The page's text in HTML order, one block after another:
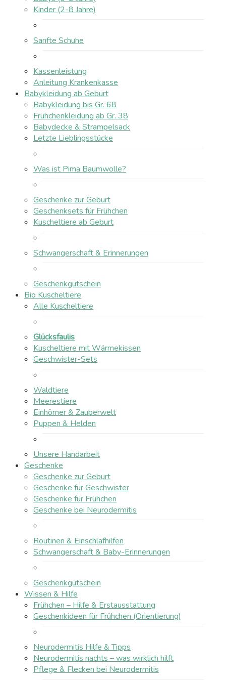
Kinder (2-8 Jahre)
Sanfte Schuhe
Kassenleistung
Anleitung Krankenkasse
Babykleidung ab Geburt
Babykleidung bis Gr. 68
Frühchenkleidung ab Gr. 38
Babydecke & Strampelsack
Letzte Lieblingsstücke
Was ist Pima Baumwolle?
Geschenke zur Geburt
Geschenksets für Frühchen
Kuscheltiere ab Geburt
Schwangerschaft & Erinnerungen
Geschenkgutschein
Bio Kuscheltiere
Alle Kuscheltiere
Glücksfaulis
Kuscheltiere mit Wärmekissen
Geschwister-Sets
Waldtiere
Meerestiere
Einhörner & Zauberwelt
Puppen & Helden
Unsere Handarbeit
Geschenke
Geschenke zur Geburt
Geschenke für Geschwister
Geschenke für Frühchen
Geschenke bei Neurodermitis
Routinen & Einschlafhilfen
Schwangerschaft & Baby-Erinnerungen
Geschenkgutschein
Wissen & Hilfe
Frühchen – Hilfe & Erstausstattung
Geschenkideen für Frühchen (Orientierung)
Neurodermitis Hilfe & Tipps
Neurodermitis nachts – was wirklich hilft
Pflege & Flecken bei Neurodermitis